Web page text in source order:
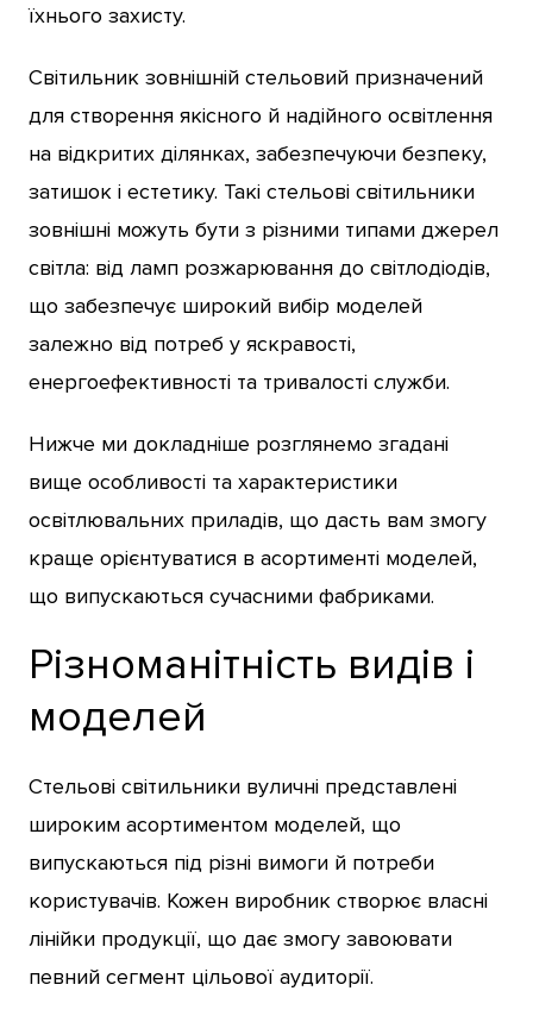
їхнього захисту.
Світильник зовнішній стельовий призначений
для створення якісного й надійного освітлення
на відкритих ділянках, забезпечуючи безпеку,
затишок і естетику. Такі стельові світильники
зовнішні можуть бути з різними типами джерел
світла: від ламп розжарювання до світлодіодів,
що забезпечує широкий вибір моделей
залежно від потреб у яскравості,
енергоефективності та тривалості служби.
Нижче ми докладніше розглянемо згадані
вище особливості та характеристики
освітлювальних приладів, що дасть вам змогу
краще орієнтуватися в асортименті моделей,
що випускаються сучасними фабриками.
Різноманітність видів і
моделей
Стельові світильники вуличні представлені
широким асортиментом моделей, що
випускаються під різні вимоги й потреби
користувачів. Кожен виробник створює власні
лінійки продукції, що дає змогу завоювати
певний сегмент цільової аудиторії.